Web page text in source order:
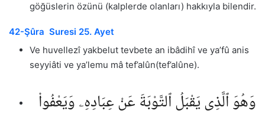
göğüslerin özünü (kalplerde olanları) hakkıyla bilendir.
42-Şûra Suresi 25. Ayet
Ve huvellezî yakbelut tevbete an ibâdihî ve ya’fû anis
seyyiâti ve ya’lemu mâ tef’alûn(tef’alûne).
وَهُوَ ٱلَّذِى يَقْبَلُ ٱلتَّوْبَةَ عَنْ عِبَادِهِۦ وَيَعْفُوا۟